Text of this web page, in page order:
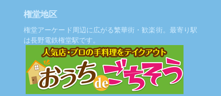
権堂地区
権堂アーケード周辺に広がる繁華街・歓楽街。最寄り駅
は長野電鉄権堂駅です。